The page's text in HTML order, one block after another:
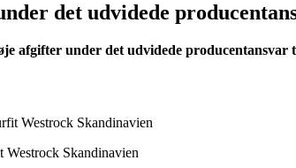
det udvidede
afgifter under det udvidede producentansvar
Westrock Skandinavien